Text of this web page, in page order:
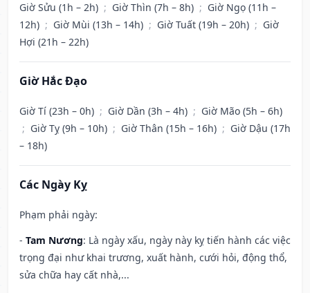
Giờ Sửu (1h – 2h) ; Giờ Thìn (7h – 8h) ; Giờ Ngọ (11h –
12h) ; Giờ Mùi (13h – 14h) ; Giờ Tuất (19h – 20h) ; Giờ
Hợi (21h – 22h)
Giờ Hắc Đạo
Giờ Tí (23h – 0h) ; Giờ Dần (3h – 4h) ; Giờ Mão (5h – 6h)
; Giờ Tỵ (9h – 10h) ; Giờ Thân (15h – 16h) ; Giờ Dậu (17h
– 18h)
Các Ngày Kỵ
Phạm phải ngày:
- Tam Nương: Là ngày xấu, ngày này kỵ tiến hành các việc
trọng đại như khai trương, xuất hành, cưới hỏi, động thổ,
sửa chữa hay cất nhà,...